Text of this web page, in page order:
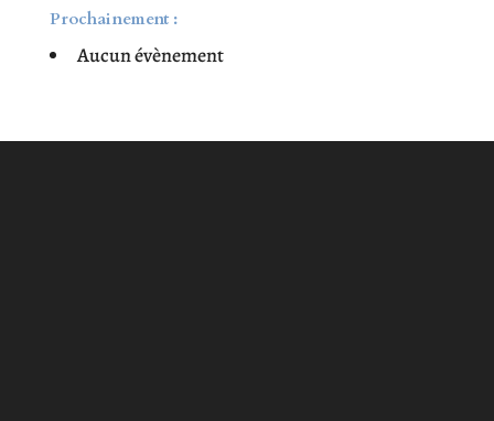
Prochainement :
Aucun évènement